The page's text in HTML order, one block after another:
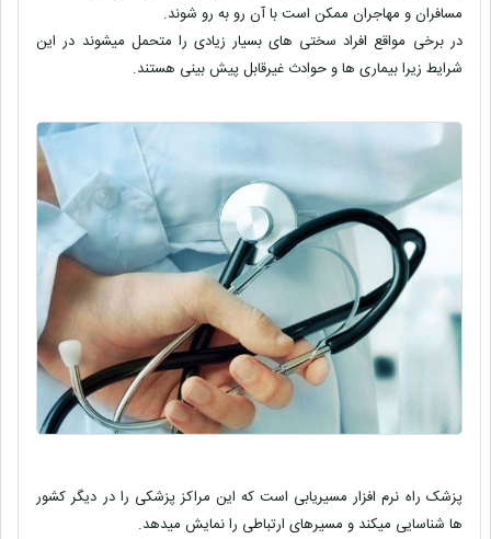
مسافران و مهاجران ممکن است با آن رو به رو شوند.
در برخی مواقع افراد سختی های بسیار زیادی را متحمل میشوند در این
شرایط زیرا بیماری ها و حوادث غیرقابل پیش بینی هستند.
پزشک راه نرم افزار مسیریابی است که این مراکز پزشکی را در دیگر کشور
ها شناسایی میکند و مسیرهای ارتباطی را نمایش میدهد.